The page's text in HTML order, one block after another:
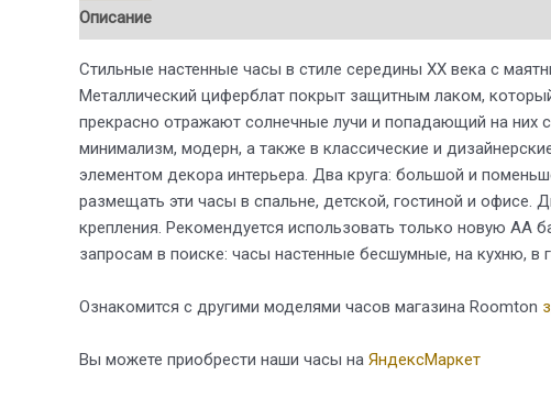
Описание
Стильные настенные часы в стиле середины ХХ века с
Металлический циферблат покрыт защитным лаком,
прекрасно отражают солнечные лучи и попадающий на них
минимализм, модерн, а также в классические и
элементом декора интерьера. Два круга: большой и
размещать эти часы в спальне, детской, гостиной и
крепления. Рекомендуется использовать только новую АА
запросам в поиске: часы настенные бесшумные, на кухню,
Ознакомится с другими моделями часов магазина Roomton
Вы можете приобрести наши часы на ЯндексМаркет